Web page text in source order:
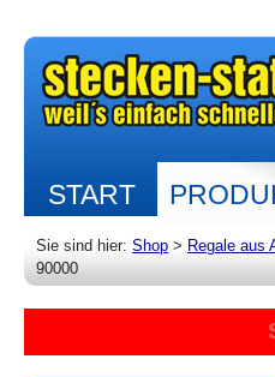
START
Sie sind hier: Shop > Regale aus
90000